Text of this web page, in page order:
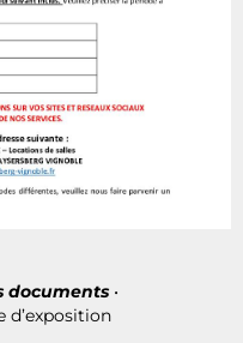
documents •
d’exposition